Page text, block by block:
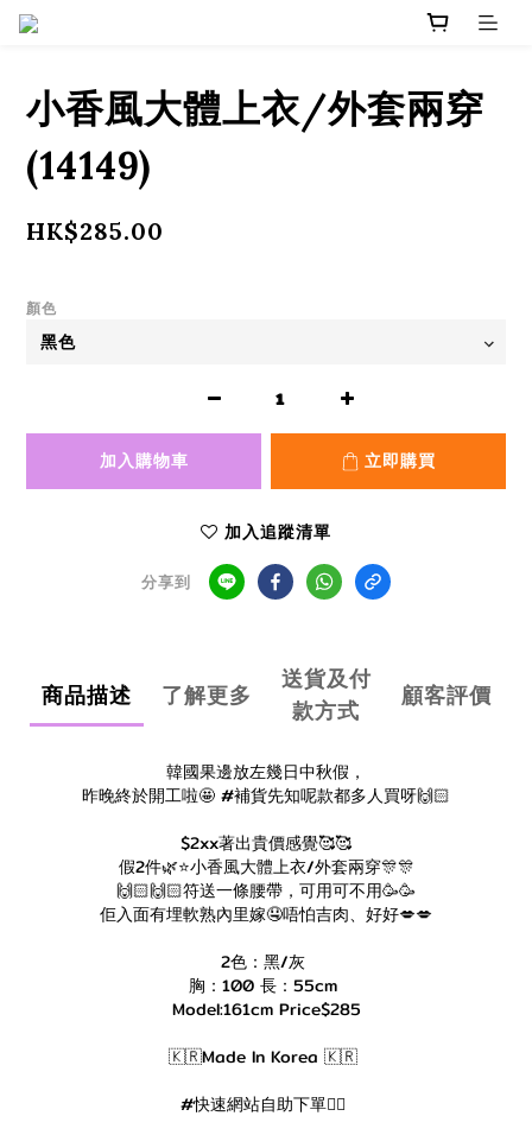
小香風大體上衣/外套兩穿
(14149)
HK$285.00
顏色
加入購物車 立即購買
加入追蹤清單
分享到
商品描述 了解更多
送貨及付
款方式
顧客評價
韓國果邊放左幾日中秋假，
昨晚終於開工啦🤩 #補貨先知呢款都多人買呀🙌🏻
$2xx著出貴價感覺🥰🥰
假2件🌿⭐️小香風大體上衣/外套兩穿🎊🎊
🙌🏻🙌🏻符送一條腰帶，可用可不用🥳🥳
佢入面有埋軟熟內里嫁🤤唔怕吉肉、好好💋💋
2色：黑/灰
胸：100 長：55cm
Model:161cm Price$285
🇰🇷Made In Korea 🇰🇷
#快速網站自助下單👇🏻